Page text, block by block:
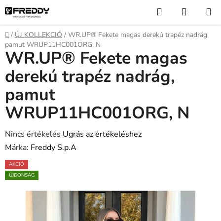
Ugrás
fő
tartalomhoz
KeresésKOSÁR
Kezdőlap
/ ÚJ KOLLEKCIÓ / WR.UP® Fekete magas derekú trapéz nadrág,
pamut WRUP11HC001ORG, N
WR.UP® Fekete magas
derekú trapéz nadrág,
pamut
WRUP11HC001ORG, N
A
termék
átlagos
értékelése
Nincs értékelés Ugrás az értékeléshez
Márka: Freddy S.p.A
AKCIÓ
ÚJDONSÁG